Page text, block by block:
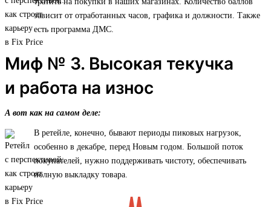
зависит от отработанных часов, графика и должности. Также
есть программа ДМС.
Миф № 3. Высокая текучка
и работа на износ
А вот как на самом деле:
В ретейле, конечно, бывают периоды пиковых нагрузок,
особенно в декабре, перед Новым годом. Большой поток
покупателей, нужно поддерживать чистоту, обеспечивать
полную выкладку товара.